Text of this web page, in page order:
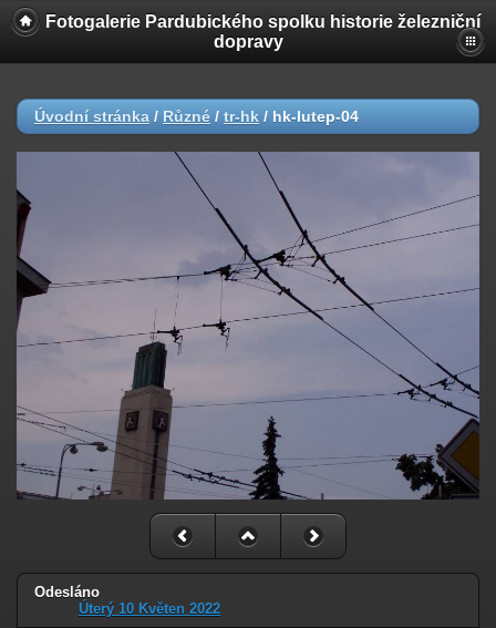
Fotogalerie Pardubického spolku historie železniční
dopravy
Úvodní stránka / Různé / tr-hk / hk-lutep-04
Odesláno
Úterý 10 Květen 2022